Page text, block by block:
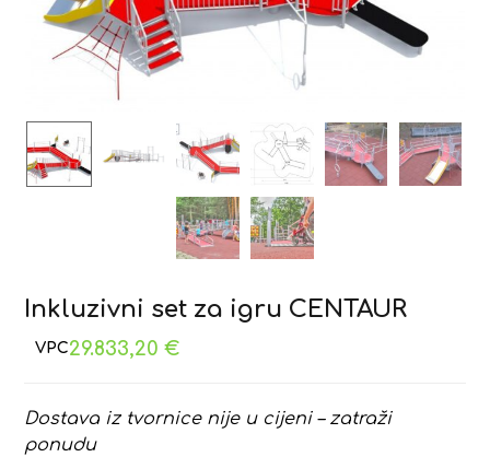
Inkluzivni set za igru CENTAUR
29.833,20€
Dostava iz tvornice nije u cijeni – zatraži
ponudu